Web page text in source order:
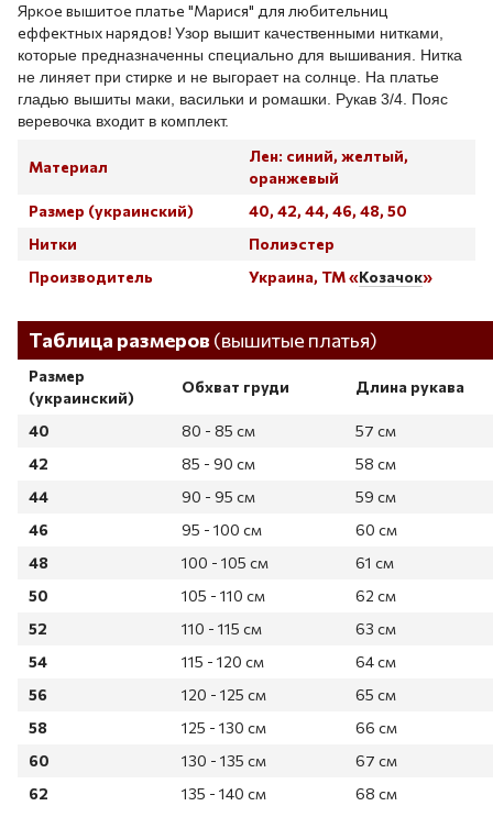
Яркое вышитое платье "Марися" для любительниц
еффектных нарядов! Узор вышит качественными нитками,
которые предназначенны специально для вышивания. Нитка
не линяет при стирке и не выгорает на солнце. На платье
гладью вышиты маки, васильки и ромашки. Рукав 3/4. Пояс
веревочка входит в комплект.
Материал
Лен: синий, желтый,
оранжевый
Размер (украинский)
40, 42, 44, 46, 48, 50
Нитки
Полиэстер
Производитель
Украина, ТМ «Козачок»
Таблица размеров (вышитые платья)
Размер
(украинский)
Обхват груди Длина рукава
40 80 - 85 см
57 см
42
85 - 90 см
58 см
44
90 - 95 см
59 см
46
95 - 100 см
60 см
48
100 - 105 см
61 см
50
105 - 110 см
62 см
52
110 - 115 см
63 см
54
115 - 120 см
64 см
56
120 - 125 см
65 см
58
125 - 130 см
66 см
60
130 - 135 см
67 см
62
135 - 140 см 68 см